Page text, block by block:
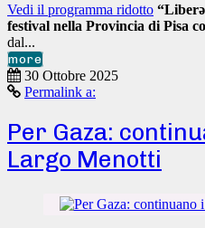
Vedi il programma ridotto
festival nella Provincia di Pisa
dal...
more
30 Ottobre 2025
Permalink a:
Per Gaza:
Largo Menotti